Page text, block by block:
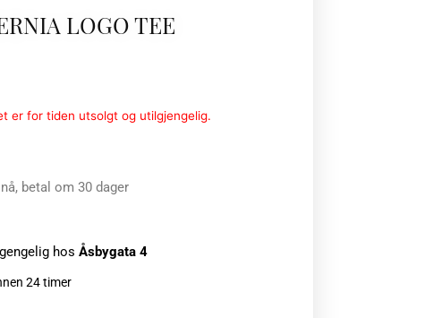
LOGO TEE
er for tiden utsolgt og utilgjengelig.
betal om 30 dager
hos Åsbygata 4
24 timer